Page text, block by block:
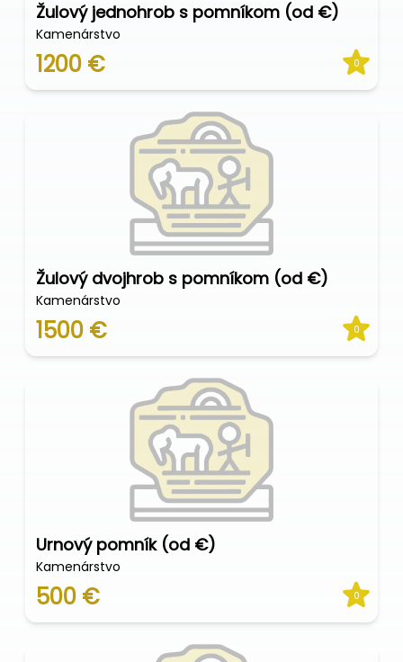
Žulový jednohrob s pomníkom (od €)
Kamenárstvo
1200 € 0
Žulový dvojhrob s pomníkom (od €)
Kamenárstvo
1500 € 0
Urnový pomník (od €)
Kamenárstvo
500 € 0